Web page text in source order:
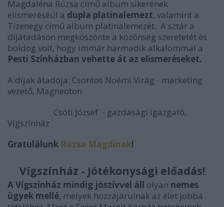
Magdaléna Rúzsa című album sikerének
elismeréséül a dupla platinalemezt, valamint a
Tizenegy című album platinalemezét. A sztár a
díjátadáson megköszönte a közönség szeretetét és
boldog volt, hogy immár harmadik alkalommal a
Pesti Színházban vehette át az elismeréseket.
A díjak átadója: Csontos Noémi Virág - marketing
vezető, Magneoton
Csóti József - gazdasági igazgató,
Vígszínház
Gratulálunk Rúzsa Magdinak!
Vígszínház - Jótékonysági előadás!
A Vígszínház mindig jószívvel áll olyan nemes
ügyek mellé, melyek hozzájárulnak az élet jobbá